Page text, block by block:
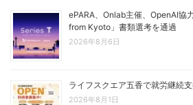
ePARA、Onlab主催、OpenAI協
from Kyoto」書類選考を通過
2026年8月6日
ライフスクエア五香で就労継続
2026年8月1日